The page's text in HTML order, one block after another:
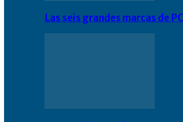
Las seis grandes marcas de